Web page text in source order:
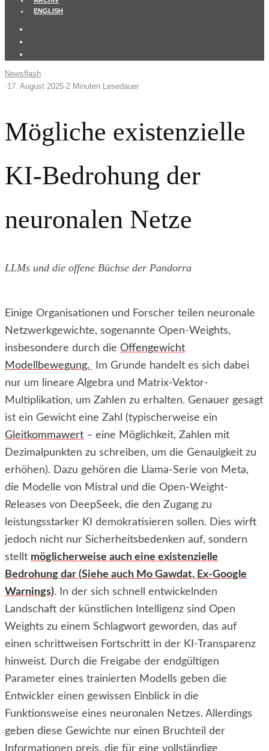
ENGLISH
Newsflash
·17. August 2025·2 Minuten Lesedauer
Mögliche existenzielle
KI-Bedrohung der
neuronalen Netze
LLMs und die offene Büchse der Pandorra
Einige Organisationen und Forscher teilen neuronale
Netzwerkgewichte, sogenannte Open-Weights,
insbesondere durch die Offengewicht
Modellbewegung.
Im Grunde handelt es sich dabei
nur um lineare Algebra und Matrix-Vektor-
Multiplikation, um Zahlen zu erhalten. Genauer gesagt
ist ein Gewicht eine Zahl (typischerweise ein
Gleitkommawert – eine Möglichkeit, Zahlen mit
Dezimalpunkten zu schreiben, um die Genauigkeit zu
erhöhen). Dazu gehören die Llama-Serie von Meta,
die Modelle von Mistral und die Open-Weight-
Releases von DeepSeek, die den Zugang zu
leistungsstarker KI demokratisieren sollen. Dies wirft
jedoch nicht nur Sicherheitsbedenken auf, sondern
stellt möglicherweise auch eine existenzielle
Bedrohung dar (Siehe auch Mo Gawdat, Ex-Google
Warnings). In der sich schnell entwickelnden
Landschaft der künstlichen Intelligenz sind Open
Weights zu einem Schlagwort geworden, das auf
einen schrittweisen Fortschritt in der KI-Transparenz
hinweist. Durch die Freigabe der endgültigen
Parameter eines trainierten Modells geben die
Entwickler einen gewissen Einblick in die
Funktionsweise eines neuronalen Netzes. Allerdings
geben diese Gewichte nur einen Bruchteil der
Informationen preis, die für eine vollständige